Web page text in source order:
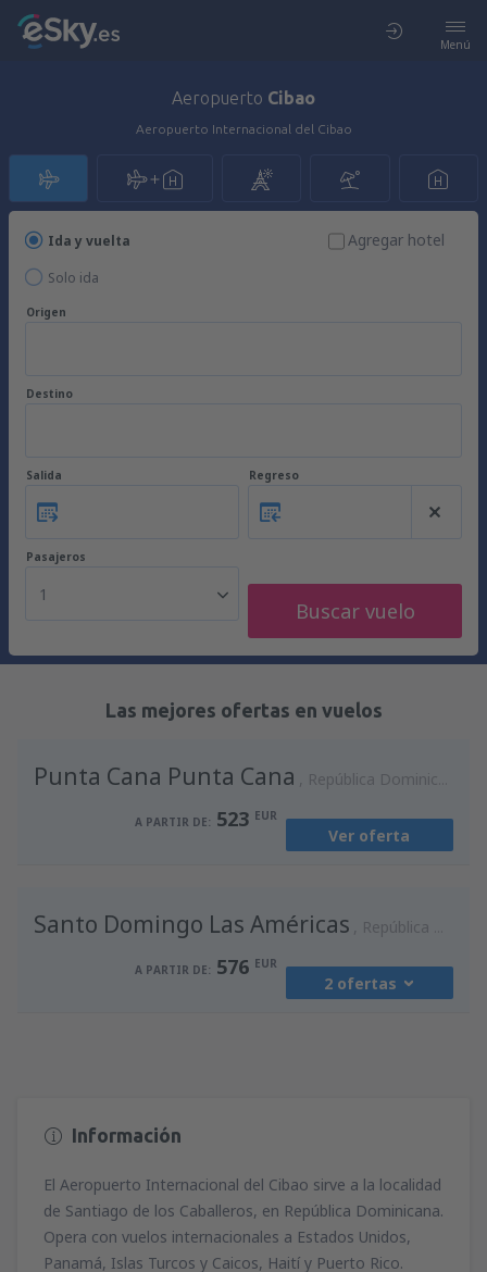
Menú
Aeropuerto Cibao
Aeropuerto Internacional del Cibao
Ida y vuelta
Solo ida
Agregar hotel
Origen
Destino
Salida Regreso
Pasajeros
1
Buscar vuelo
Las mejores ofertas en vuelos
Punta Cana Punta Cana República Dominicana
A PARTIR DE: 523 EUR
Ver oferta
Santo Domingo Las Américas República Dominicana
A PARTIR DE: 576 EUR
2 ofertas
desdeMadrid, Madrid-Barajas
Información
El Aeropuerto Internacional del Cibao sirve a la localidad
de Santiago de los Caballeros, en República Dominicana.
Opera con vuelos internacionales a Estados Unidos,
Panamá, Islas Turcos y Caicos, Haití y Puerto Rico.